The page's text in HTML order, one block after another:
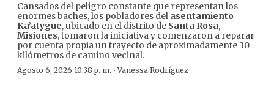
Cansados del peligro constante que representan los
enormes baches, los pobladores del asentamiento
Ka’atygue, ubicado en el distrito de Santa Rosa,
Misiones, tomaron la iniciativa y comenzaron a reparar
por cuenta propia un trayecto de aproximadamente 30
kilómetros de camino vecinal.
Agosto 6, 2026 10:38 p. m. ·Vanessa Rodríguez